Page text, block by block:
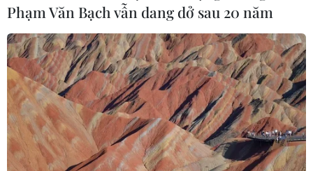
trẻ mắc ung thư
04/08/2026 14:10
Hàn Quốc ban hành cảnh báo nắng
nóng cao nhất tại thủ đô Seoul
04/08/2026 12:37
Phạm Văn Bạch vẫn dang dở sau 20 năm